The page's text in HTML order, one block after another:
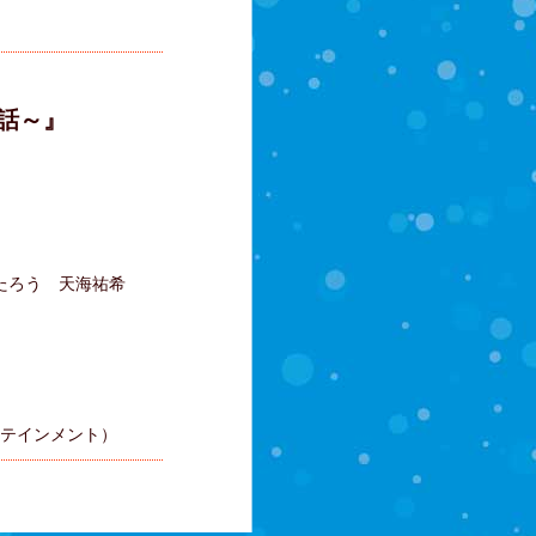
』
う 天海祐希
インメント）